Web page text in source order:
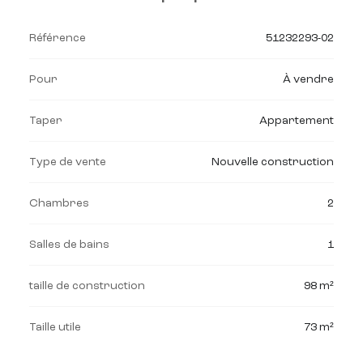
Référence 51232293-02
Pour À vendre
Taper Appartement
Type de vente Nouvelle construction
Chambres 2
Salles de bains 1
taille de construction 98 m²
Taille utile 73 m²